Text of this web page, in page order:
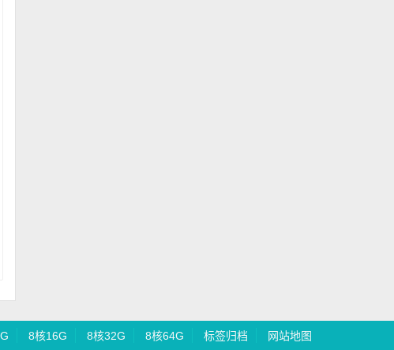
8核16G 8核32G 8核64G 标签归档 网站地图